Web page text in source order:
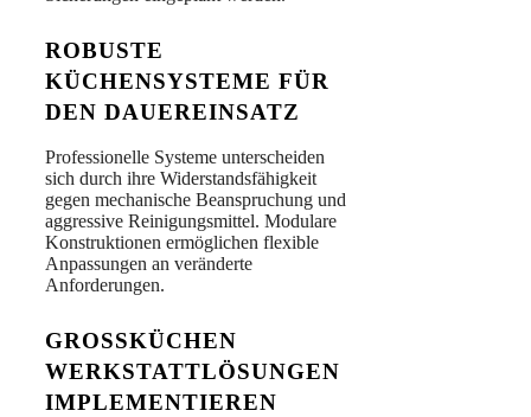
ROBUSTE
KÜCHENSYSTEME FÜR
DEN DAUEREINSATZ
Professionelle Systeme unterscheiden
sich durch ihre Widerstandsfähigkeit
gegen mechanische Beanspruchung und
aggressive Reinigungsmittel. Modulare
Konstruktionen ermöglichen flexible
Anpassungen an veränderte
Anforderungen.
GROSSKÜCHEN W
ERKSTATTLÖSUNGEN I
MPLEMENTIEREN